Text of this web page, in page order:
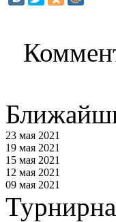
23 мая 2021
19 мая 2021
15 мая 2021
12 мая 2021
09 мая 2021